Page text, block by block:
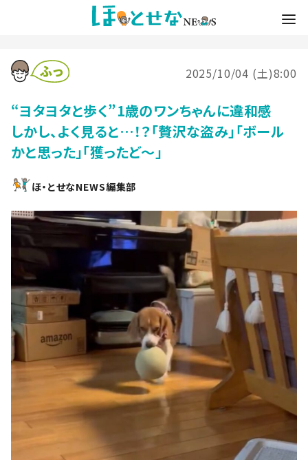
2025/10/04 (土)8:00
“ヨタヨタと歩く”1歳のワンちゃんに違和感
しかし、よく見ると…！？「贅沢な盗み」「ボール
かと思った」「獲ったど～」
ほ・とせなNEWS編集部